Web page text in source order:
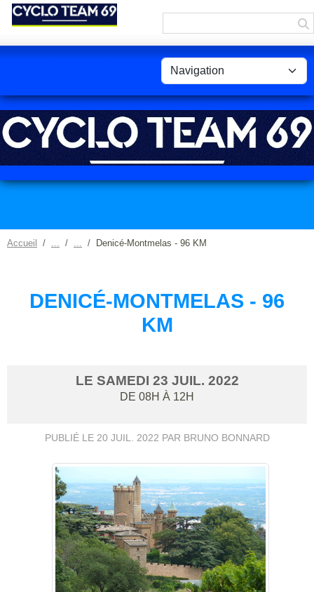
Accueil Denicé-Montmelas - 96 KM
DENICÉ-MONTMELAS - 96
KM
LE SAMEDI 23 JUIL. 2022
DE 08H À 12H
PUBLIÉ LE 20 JUIL. 2022 PAR BRUNO BONNARD
Panneau de gestion des cookies